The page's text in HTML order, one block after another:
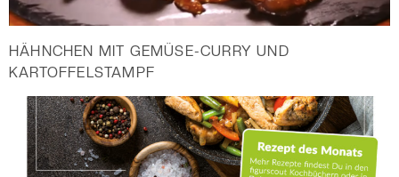
HÄHNCHEN MIT GEMÜSE-CURRY UND
KARTOFFELSTAMPF